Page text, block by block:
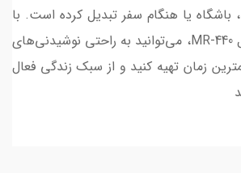
باشگاه یا هنگام سفر تبدیل کرده است. با
شیکر شارژی مایر مدل MR-440، می‌توانید به راحتی نوشیدنی‌های
زمان تهیه کنید و از سبک زندگی فعال